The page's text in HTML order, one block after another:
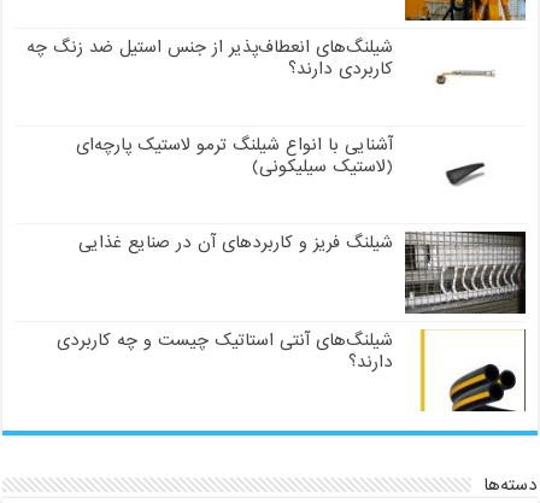
شیلنگ‌های انعطاف‌پذیر از جنس استیل ضد زنگ چه
کاربردی دارند؟
آشنایی با انواع شیلنگ ترمو لاستیک پارچه‌ای
(لاستیک سیلیکونی)
شیلنگ فریز و کاربردهای آن در صنایع غذایی
شیلنگ‌های آنتی استاتیک چیست و چه کاربردی
دارند؟
دسته‌ها